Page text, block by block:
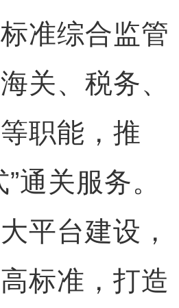
准综合监管
关、税务、
职能，推
通关服务。
平台建设，
标准，打造